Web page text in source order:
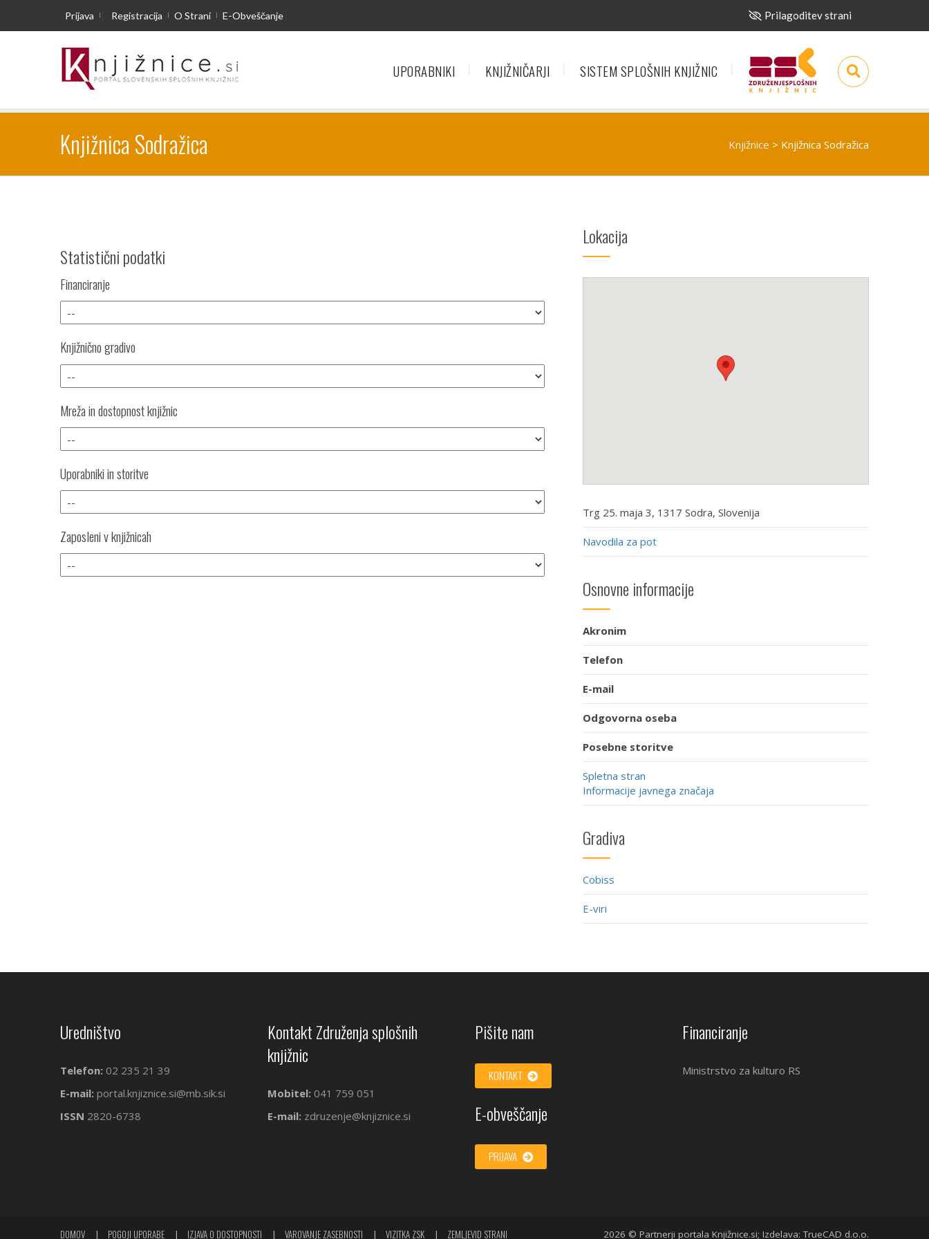
Prijava | Registracija O Strani E-Obveščanje Prilagoditev strani
UPORABNIKI KNJIŽNIČARJI SISTEM SPLOŠNIH KNJIŽNIC
Knjižnica Sodražica Knjižnice > Knjižnica Sodražica
Statistični podatki
Financiranje
Knjižnično gradivo
Mreža in dostopnost knjižnic
Uporabniki in storitve
Zaposleni v knjižnicah
Lokacija
Trg 25. maja 3, 1317 Sodra, Slovenija
Navodila za pot
Osnovne informacije
Akronim
Telefon
E-mail
Odgovorna oseba
Posebne storitve
Spletna stran
Informacije javnega značaja
Gradiva
Cobiss
E-viri
Uredništvo
Telefon: 02 235 21 39
E-mail: portal.knjiznice.si@mb.sik.si
ISSN 2820-6738
Kontakt Združenja splošnih
knjižnic
Mobitel: 041 759 051
E-mail: zdruzenje@knjiznice.si
Pišite nam
KONTAKT
E-obveščanje
PRIJAVA
Financiranje
Ministrstvo za kulturo RS
DOMOV POGOJI UPORABE IZJAVA O DOSTOPNOSTI VAROVANJE ZASEBNOSTI VIZITKA ZSK ZEMLJEVID STRANI 2026 © Partnerji portala Knjižnice.si; Izdelava: TrueCAD d.o.o.